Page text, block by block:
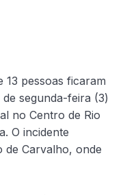
13 pessoas ficaram
segunda-feira (3)
no Centro de Rio
O incidente
Carvalho, onde